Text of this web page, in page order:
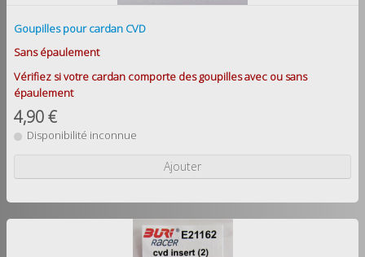
Goupilles pour cardan CVD
Sans épaulement
Vérifiez si votre cardan comporte des goupilles avec ou sans
épaulement
4,90 €
Disponibilité inconnue
Ajouter